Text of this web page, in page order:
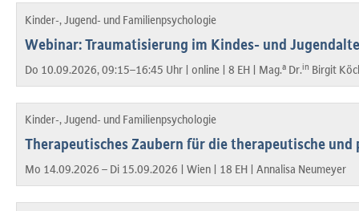
Kinder-, Jugend- und Familienpsychologie
Webinar: Traumatisierung im Kindes- und
Do 10.09.2026, 09:15–16:45 Uhr | online | 8 EH | Mag.a Dr.in Birgit
Kinder-, Jugend- und Familienpsychologie
Therapeutisches Zaubern für die therapeutische
Mo 14.09.2026 – Di 15.09.2026 | Wien | 18 EH | Annalisa Neumeyer